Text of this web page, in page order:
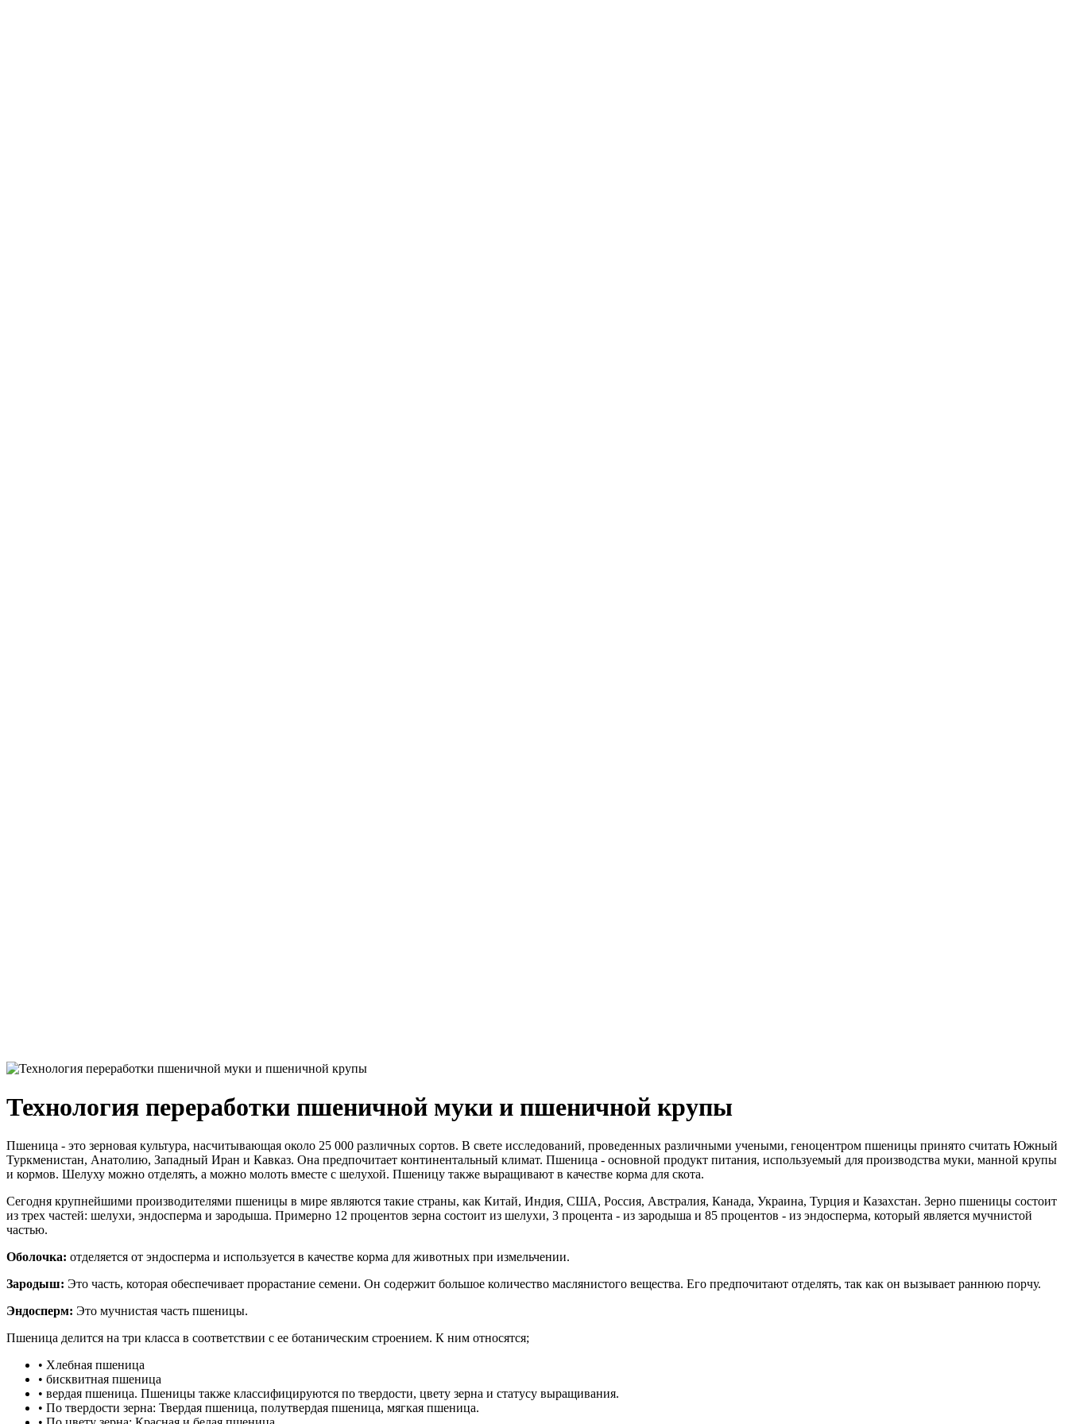
Технология переработки пшеничной муки и пшеничной крупы
Пшеница - это зерновая культура, насчитывающая около 25 000 различных сортов. В свете исследований, проведенных различными учеными, геноцентром пшеницы принято считать Южный
Туркменистан, Анатолию, Западный Иран и Кавказ. Она предпочитает континентальный климат. Пшеница - основной продукт питания, используемый для производства муки, манной крупы
и кормов. Шелуху можно отделять, а можно молоть вместе с шелухой. Пшеницу также выращивают в качестве корма для скота.
Сегодня крупнейшими производителями пшеницы в мире являются такие страны, как Китай, Индия, США, Россия, Австралия, Канада, Украина, Турция и Казахстан. Зерно пшеницы состоит
из трех частей: шелухи, эндосперма и зародыша. Примерно 12 процентов зерна состоит из шелухи, 3 процента - из зародыша и 85 процентов - из эндосперма, который является мучнистой
частью.
Оболочка: отделяется от эндосперма и используется в качестве корма для животных при измельчении.
Зародыш: Это часть, которая обеспечивает прорастание семени. Он содержит большое количество маслянистого вещества. Его предпочитают отделять, так как он вызывает раннюю порчу.
Эндосперм: Это мучнистая часть пшеницы.
Пшеница делится на три класса в соответствии с ее ботаническим строением. К ним относятся;
• Хлебная пшеница
• бисквитная пшеница
• вердая пшеница. Пшеницы также классифицируются по твердости, цвету зерна и статусу выращивания.
• По твердости зерна: Твердая пшеница, полутвердая пшеница, мягкая пшеница.